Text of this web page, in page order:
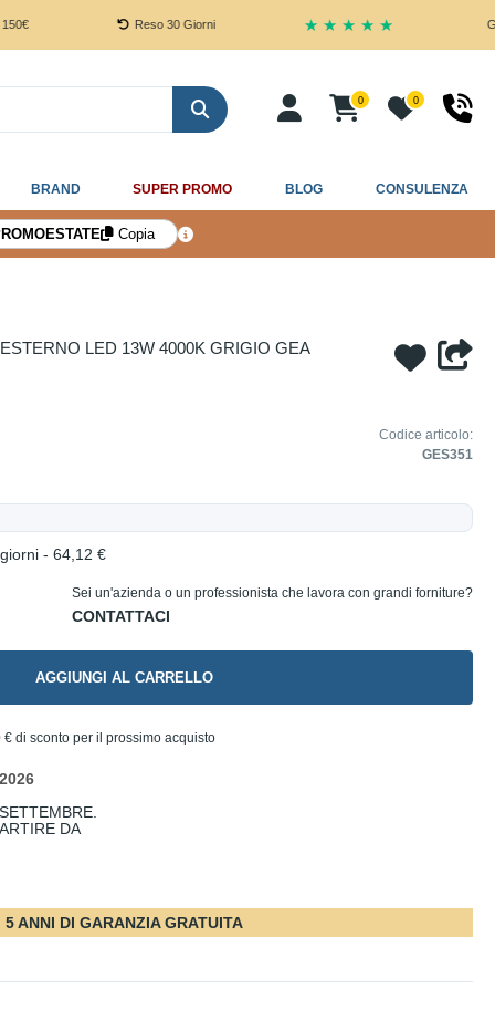
Reso 30 Giorni ★ ★ ★ ★ ★ Garanzia
Cerca
0 0
BRAND SUPER PROMO BLOG CONSULENZA
Copia
LED 13W 4000K GRIGIO GEA
Codice articolo:
GES351
- 64,12 €
Sei un'azienda o un professionista che lavora con grandi forniture?
AGGIUNGI AL CARRELLO
€ di sconto per il prossimo acquisto
DA
5 ANNI DI GARANZIA GRATUITA